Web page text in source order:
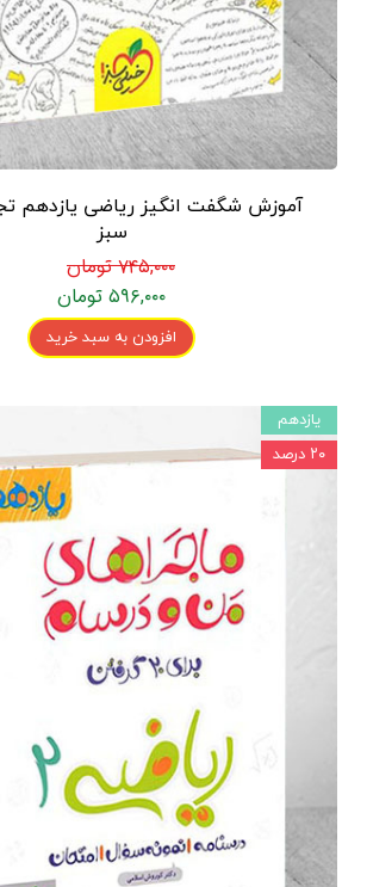
آموزش شگفت انگیز ریاضی یازدهم
سبز
۷۴۵,۰۰۰ تومان
۵۹۶,۰۰۰ تومان
افزودن به سبد خرید
یازدهم
۲۰ درصد